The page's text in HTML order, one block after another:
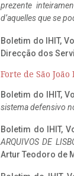
prezente
d’aquelles que se
Boletim do IHIT,
Direcção dos
Forte de São João
Boletim do IHIT,
sistema defensivo
Boletim do IHIT,
ARQUIVOS DE
Artur Teodoro de